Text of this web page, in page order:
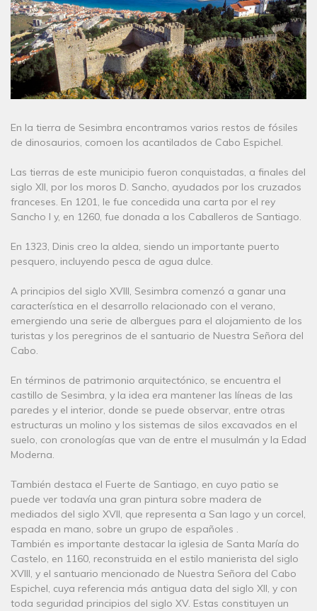
En la tierra de Sesimbra encontramos varios restos de fósiles
de dinosaurios, comoen los acantilados de Cabo Espichel.
Las tierras de este municipio fueron conquistadas, a finales del
siglo XII, por los moros D. Sancho, ayudados por los cruzados
franceses. En 1201, le fue concedida una carta por el rey
Sancho I y, en 1260, fue donada a los Caballeros de Santiago.
En 1323, Dinis creo la aldea, siendo un importante puerto
pesquero, incluyendo pesca de agua dulce.
A principios del siglo XVIII, Sesimbra comenzó a ganar una
característica en el desarrollo relacionado con el verano,
emergiendo una serie de albergues para el alojamiento de los
turistas y los peregrinos de el santuario de Nuestra Señora del
Cabo.
En términos de patrimonio arquitectónico, se encuentra el
castillo de Sesimbra, y la idea era mantener las líneas de las
paredes y el interior, donde se puede observar, entre otras
estructuras un molino y los sistemas de silos excavados en el
suelo, con cronologías que van de entre el musulmán y la Edad
Moderna.
También destaca el Fuerte de Santiago, en cuyo patio se
puede ver todavía una gran pintura sobre madera de
mediados del siglo XVII, que representa a San Iago y un corcel,
espada en mano, sobre un grupo de españoles .
También es importante destacar la iglesia de Santa María do
Castelo, en 1160, reconstruida en el estilo manierista del siglo
XVIII, y el santuario mencionado de Nuestra Señora del Cabo
Espichel, cuya referencia más antigua data del siglo XII, y con
toda seguridad principios del siglo XV. Estas constituyen un